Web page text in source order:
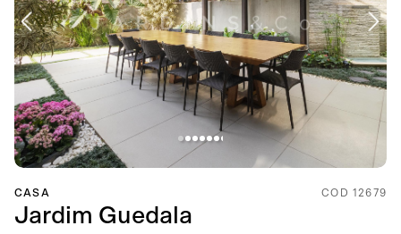
CASA COD 12679
Jardim Guedala